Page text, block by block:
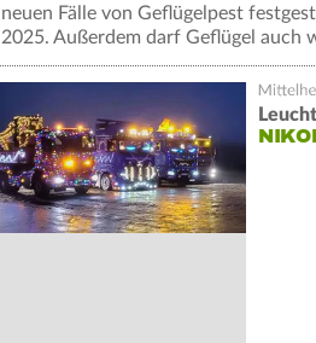
neuen Fälle von Geflügelpest
2025. Außerdem darf Geflügel auch